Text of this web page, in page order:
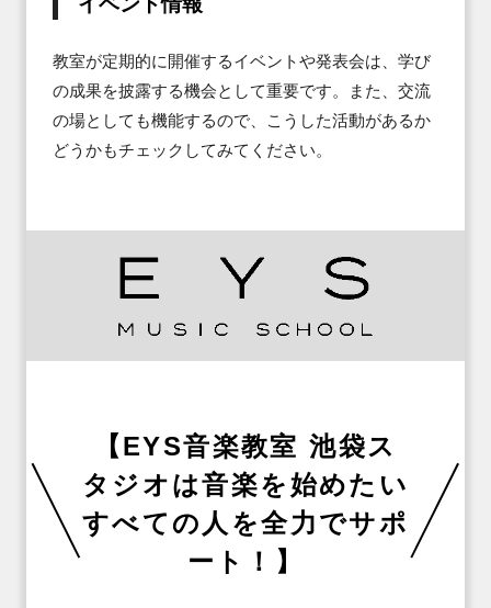
教室が定期的に開催するイベントや発表会は、学び
の成果を披露する機会として重要です。また、交流
の場としても機能するので、こうした活動があるか
どうかもチェックしてみてください。
【EYS音楽教室 池袋ス
タジオは音楽を始めたい
すべての人を全力でサポ
ート！】